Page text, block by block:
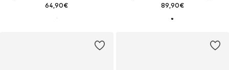
64,90€ 89,90€